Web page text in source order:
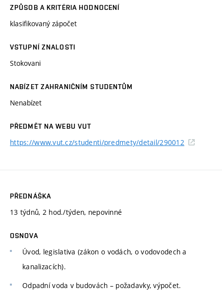
ZPŮSOB A KRITÉRIA HODNOCENÍ
klasifikovaný zápočet
VSTUPNÍ ZNALOSTI
Stokovani
NABÍZET ZAHRANIČNÍM STUDENTŮM
Nenabízet
PŘEDMĚT NA WEBU VUT
https://www.vut.cz/studenti/predmety/detail/290012
PŘEDNÁŠKA
13 týdnů, 2 hod./týden, nepovinné
OSNOVA
Úvod, legislativa (zákon o vodách, o vodovodech a
kanalizacích).
Odpadní voda v budovách – požadavky, výpočet.